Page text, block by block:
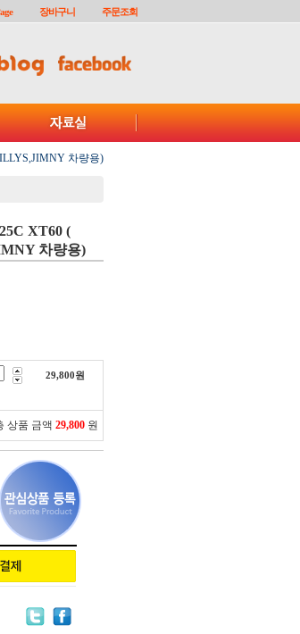
장바구니 주문조회
차량용)
XT60 (
차량용)
29,800원
상품 금액 29,800 원